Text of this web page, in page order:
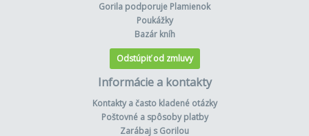
Gorila podporuje Plamienok
Poukážky
Bazár kníh
Odstúpiť od zmluvy
Informácie a kontakty
Kontakty a často kladené otázky
Poštovné a spôsoby platby
Zarábaj s Gorilou